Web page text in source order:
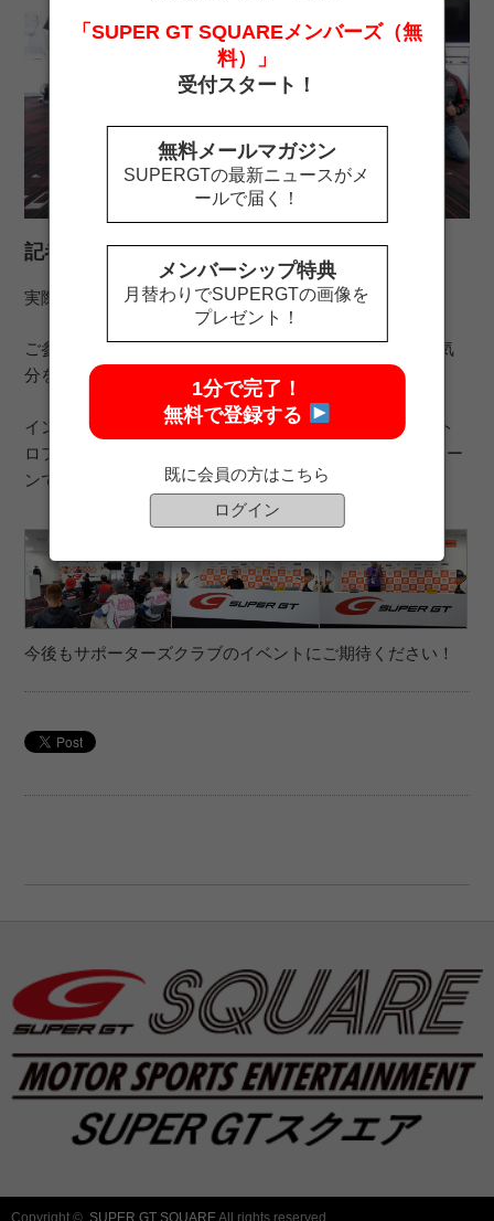
記者会見場の見学
実際に使用されている記者会見場のセット。
ご参加の皆様には、実際にご登壇いただき、ドライバー気
分を味わっていただきました！
インタビュー形式の着席パターンと、年間チャンピオント
ロフィーを掲げてのフォトセッションバージョンの2パター
ンで撮影をお楽しみいただきました。
今後もサポーターズクラブのイベントにご期待ください！
Copyright © SUPER GT SQUAREAll rights reserved.
「SUPER GT SQUAREメンバーズ（無
料）」
受付スタート！
無料メールマガジン
SUPERGTの最新ニュースがメ
ールで届く！
メンバーシップ特典
月替わりでSUPERGTの画像を
プレゼント！
1分で完了！
無料で登録する
既に会員の方はこちら
ログイン